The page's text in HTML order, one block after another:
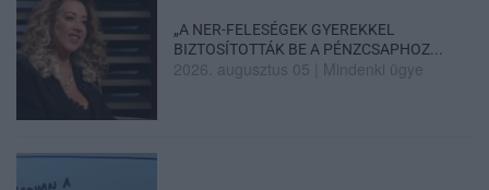
„A NER-FELESÉGEK GYEREKKEL
BIZTOSÍTOTTÁK BE A PÉNZCSAPHOZ...
2026. augusztus 05 Mindenki ügye